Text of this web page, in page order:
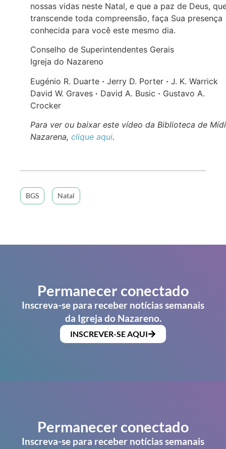
nossas vidas neste Natal, e que a paz de Deus,
transcende toda compreensão, faça Sua presença
conhecida para você este mesmo dia.
Conselho de Superintendentes Gerais
Igreja do Nazareno
Eugénio R. Duarte · Jerry D. Porter · J. K. Warrick
David W. Graves · David A. Busic · Gustavo A.
Crocker
Para ver ou baixar este vídeo da Biblioteca de
Nazarena, clique aqui.
BGS Natal
Permanecer conectado
Inscreva-se para receber notícias semanais
da Igreja do Nazareno.
INSCREVER-SE AQUI
Permanecer conectado
Inscreva-se para receber notícias semanais